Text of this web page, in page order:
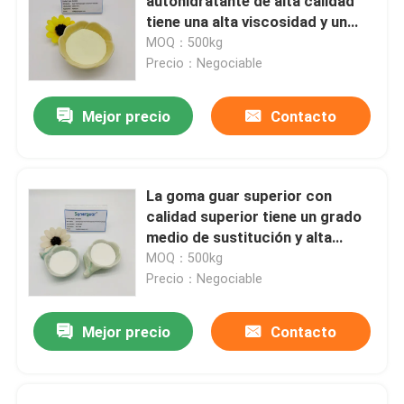
tiene una alta viscosidad y un
grado medio de sustitución para
el cuidado del cabello
MOQ：500kg
Precio：Negociable
Mejor precio Contacto
La goma guar superior con
calidad superior tiene un grado
medio de sustitución y alta
transparencia para el cuidado
del cabello
MOQ：500kg
Precio：Negociable
Mejor precio Contacto